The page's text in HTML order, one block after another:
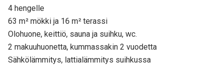
4 hengelle
63 m² mökki ja 16 m² terassi
Olohuone, keittiö, sauna ja suihku, wc.
2 makuuhuonetta, kummassakin 2 vuodetta
Sähkölämmitys, lattialämmitys suihkussa